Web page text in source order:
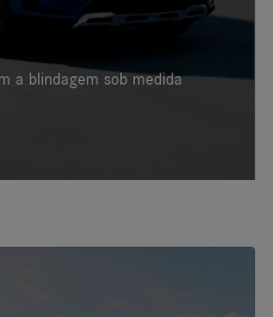
a blindagem sob medida